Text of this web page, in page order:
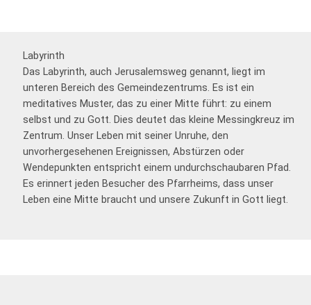
Labyrinth
Das Labyrinth, auch Jerusalemsweg genannt, liegt im
unteren Bereich des Gemeindezentrums. Es ist ein
meditatives Muster, das zu einer Mitte führt: zu einem
selbst und zu Gott. Dies deutet das kleine Messingkreuz im
Zentrum. Unser Leben mit seiner Unruhe, den
unvorhergesehenen Ereignissen, Abstürzen oder
Wendepunkten entspricht einem undurchschaubaren Pfad.
Es erinnert jeden Besucher des Pfarrheims, dass unser
Leben eine Mitte braucht und unsere Zukunft in Gott liegt.